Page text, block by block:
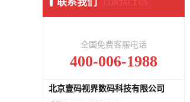
/ CONTACT US
全国免费客服电话
400-006-1988
北京壹码视界数码科技有限公司